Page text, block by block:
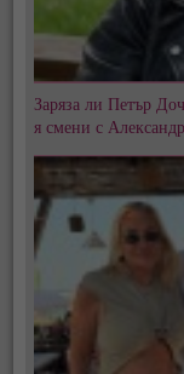
Заряза ли Петър
я смени с